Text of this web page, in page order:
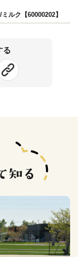
ルク【60000202】
る